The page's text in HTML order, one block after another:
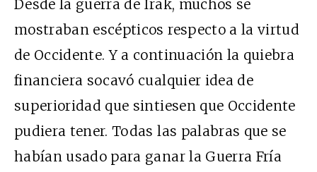
Desde la guerra de Irak, muchos se
mostraban escépticos respecto a la virtud
de Occidente. Y a continuación la quiebra
financiera socavó cualquier idea de
superioridad que sintiesen que Occidente
pudiera tener. Todas las palabras que se
habían usado para ganar la Guerra Fría